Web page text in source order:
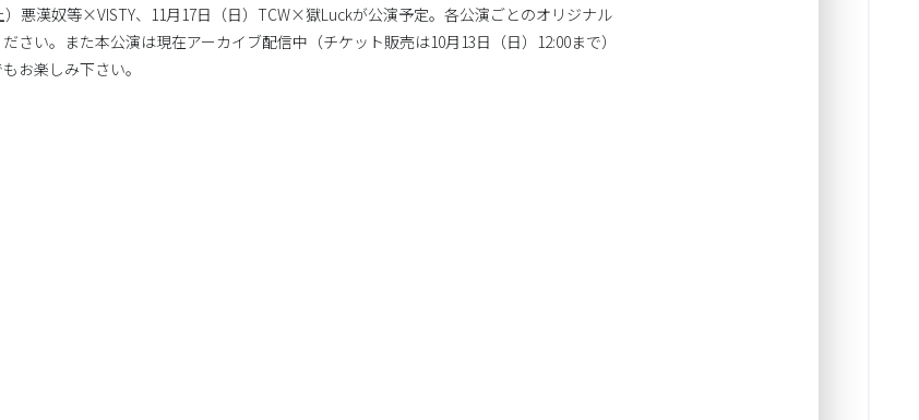
）悪漢奴等×VISTY、11月17日（日）TCW×獄Luckが公演予定。各公演ごとのオリジナル
さい。また本公演は現在アーカイブ配信中（チケット販売は10月13日（日）12:00まで）
お楽しみ下さい。